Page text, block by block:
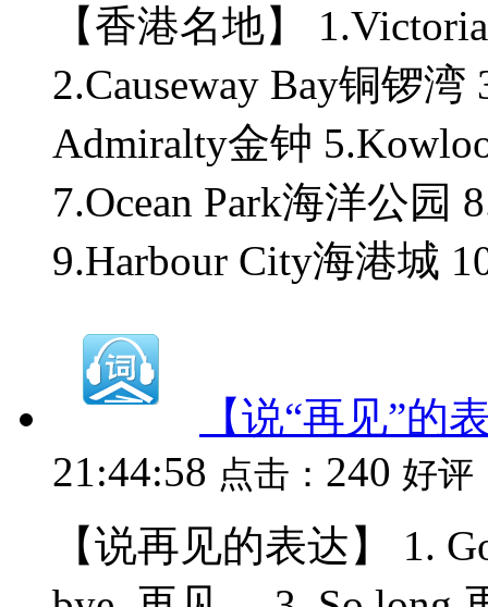
【香港名地】
2.Causeway Bay铜锣湾
Admiralty金钟
7.Ocean Park海洋公园
9.Harbour City海港城
【说“再见”的
21:44:58 点击： 240 好评
【说再见的表达】 1.